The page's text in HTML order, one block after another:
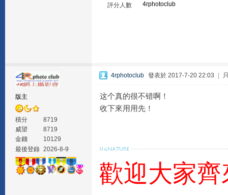
評分人數 4rphotoclub
版主
積分
8719
威望
8719
金錢
10129
最後登錄 2026-8-9
4rphotoclub 發表於 2017-7-20 22:03
这个真的很不错啊！
收下來用用先！
歡迎大家